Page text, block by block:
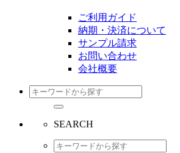
ご利用ガイド
納期・決済について
サンプル請求
お問い合わせ
会社概要
SEARCH